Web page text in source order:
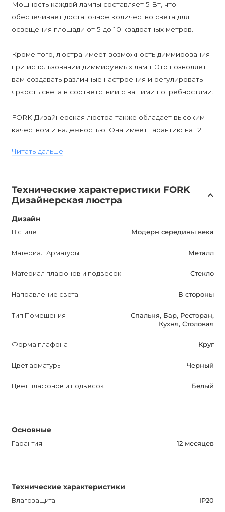
Мощность каждой лампы составляет 5 Вт, что
обеспечивает достаточное количество света для
освещения площади от 5 до 10 квадратных метров.
Кроме того, люстра имеет возможность диммирования
при использовании диммируемых ламп. Это позволяет
вам создавать различные настроения и регулировать
яркость света в соответствии с вашими потребностями.
FORK Дизайнерская люстра также обладает высоким
качеством и надежностью. Она имеет гарантию на 12
Благодаря защите от влаги IP20, она подходит для
Все это делает FORK Дизайнерскую люстру идеальным
выбором для тех, кто ищет стильное и функциональное
освещение для своего дома. Она прекрасно впишется в
атмосферу тепла и уюта.
Купите FORK Дизайнерскую люстру прямо сейчас в
интернет-магазине AnzAzo по самым лучшим ценам и
качественным освещением. Наша доставка по всей
Украине гарантирует, что вы получите вашу люстру в
самые короткие сроки. Не упустите возможность
FORK Дизайнерской люстрой!
Читать дальше
Технические характеристики FORK
Дизайнерская люстра
Дизайн
В стиле Модерн середины века
Материал Арматуры Металл
Материал плафонов и подвесок Стекло
Направление света В стороны
Тип Помещения
Спальня, Бар, Ресторан,
Кухня, Столовая
Форма плафона Круг
Цвет арматуры Черный
Цвет плафонов и подвесок Белый
Основные
Гарантия 12 месяцев
Технические характеристики
Влагозащита IP20